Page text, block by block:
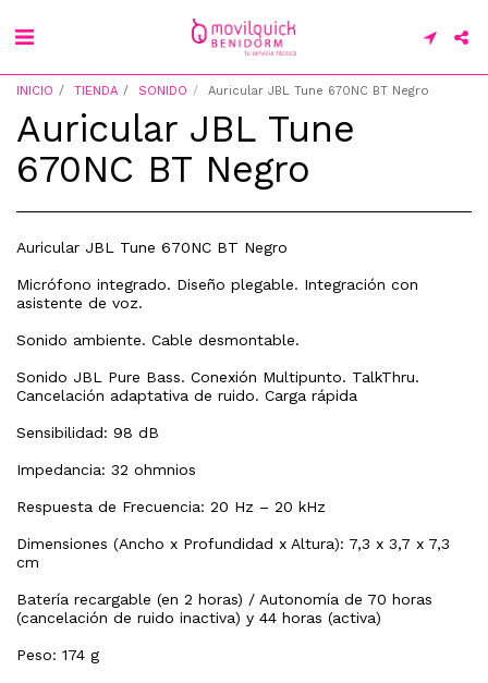
INICIO TIENDA SONIDO Auricular JBL Tune 670NC BT Negro
Auricular JBL Tune
670NC BT Negro
Auricular JBL Tune 670NC BT Negro
Micrófono integrado. Diseño plegable. Integración con
asistente de voz.
Sonido ambiente. Cable desmontable.
Sonido JBL Pure Bass. Conexión Multipunto. TalkThru.
Cancelación adaptativa de ruido. Carga rápida
Sensibilidad: 98 dB
Impedancia: 32 ohmnios
Respuesta de Frecuencia: 20 Hz – 20 kHz
Dimensiones (Ancho x Profundidad x Altura): 7,3 x 3,7 x 7,3
cm
Batería recargable (en 2 horas) / Autonomía de 70 horas
(cancelación de ruido inactiva) y 44 horas (activa)
Peso: 174 g